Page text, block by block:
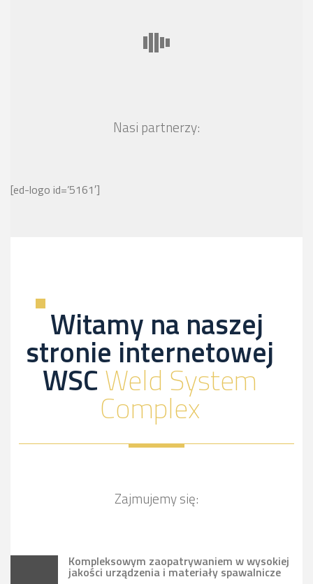
Nasi partnerzy:
[ed-logo id=’5161′]
Witamy na naszej
stronie internetowej
WSCWeld System
Complex
Zajmujemy się:
Kompleksowym zaopatrywaniem w wysokiej
jakości urządzenia i materiały spawalnicze